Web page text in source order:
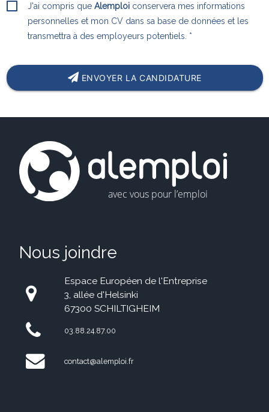
J'ai compris que Alemploiconservera mes informations
personnelles et mon CV dans sa base de données et les
transmettra à des employeurs potentiels. *
ENVOYER LA CANDIDATURE
Nous joindre
Espace Européen de l'Entreprise
3, allée d'Helsinki
67300 SCHILTIGHEIM
03.88.24.87.00
contact@alemploi.fr